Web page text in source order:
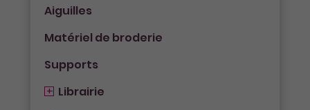
Aiguilles
Matériel de broderie
Supports
Librairie